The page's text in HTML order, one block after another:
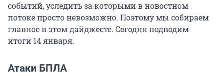
событий, уследить за которыми в новостном
потоке просто невозможно. Поэтому мы собираем
главное в этом дайджесте. Сегодня подводим
итоги 14 января.
Атаки БПЛА